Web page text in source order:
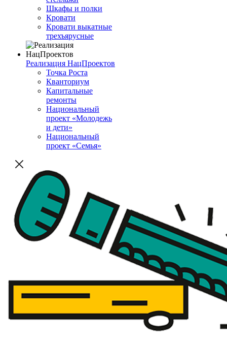
Шкафы и полки
Кровати
Кровати выкатные
трехъярусные
Реализация НацПроектов
Точка Роста
Кванториум
Капитальные
ремонты
Национальный
проект «Молодежь
и дети»
Национальный
проект «Семья»